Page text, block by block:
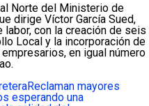
Norte del Ministerio de
dirige Víctor García Sued,
con la creación de seis
Local y la incorporación de
en igual número
Reclaman mayores
esperando una